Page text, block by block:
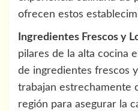
ofrecen estos
Ingredientes Frescos y
pilares de la alta cocina
de ingredientes frescos
trabajan estrechamente
región para asegurar la